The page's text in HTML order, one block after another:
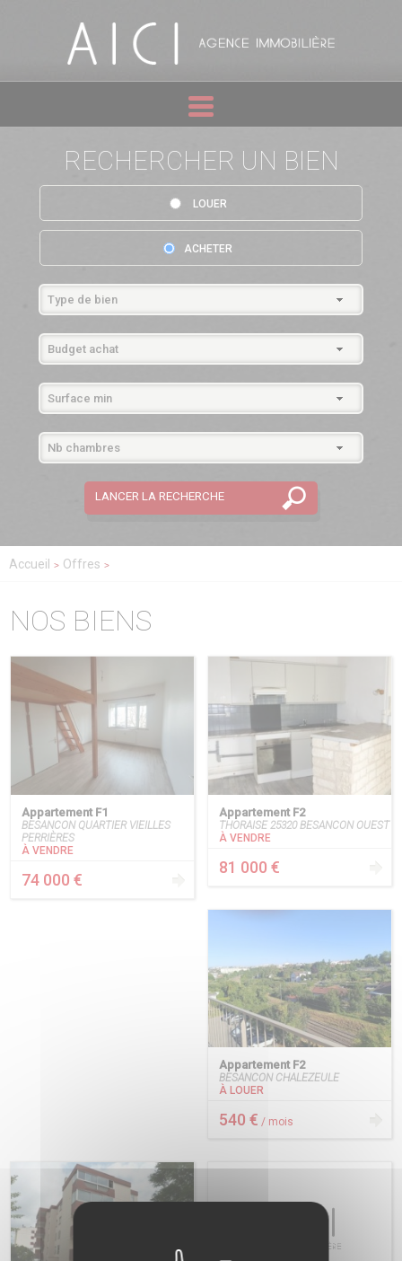
RECHERCHER UN BIEN
LOUER
ACHETER
Accueil Offres
NOS BIENS
Appartement F1
BESANCON QUARTIER VIEILLES
PERRIÈRES
À VENDRE
74 000 €
Appartement F2
THORAISE 25320 BESANCON OUEST
À VENDRE
81 000 €
Appartement F2
BESANCON CHALEZEULE
À LOUER
540 € / mois